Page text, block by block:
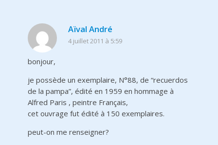
Aïval André
4 juillet 2011 à 5:59
bonjour,
je possède un exemplaire, N°88, de “recuerdos
de la pampa”, édité en 1959 en hommage à
Alfred Paris , peintre Français,
cet ouvrage fut édité à 150 exemplaires.
peut-on me renseigner?